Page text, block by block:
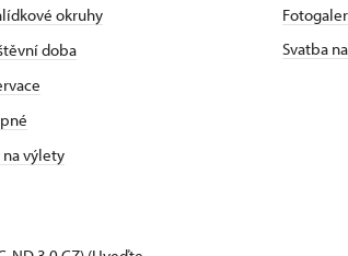
okruhy
doba
výlety
Svatba